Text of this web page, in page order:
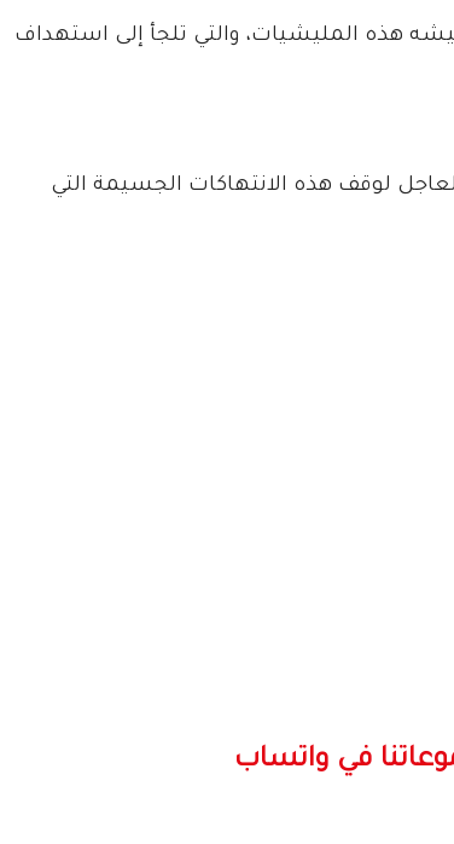
هذه المليشيات، والتي تلجأ إلى استهداف
لوقف هذه الانتهاكات الجسيمة التي
في واتساب